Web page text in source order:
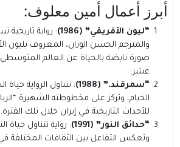
أبرز أعمال أمين معلوف:
“ليون الأفريقي” (1986)
: رواية تاريخية
والمترجم الحسن الوزان، المعروف بليون
صورة نابضة بالحياة عن العالم
عشر.
“سمرقند.” (1988)
: تتناول الرواية
الخيام، وتركز على مخطوطته الشهيرة
للأحداث التاريخية في إيران خلال تلك الفترة.
“حدائق النور” (1991)
: رواية تتناول حياة
وتعكس التفاعل بين الثقافات المختلفة